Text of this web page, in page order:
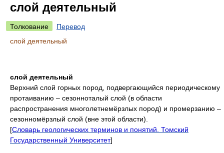
слой деятельный
Толкование
Перевод
слой деятельный
слой деятельный
Верхний слой горных пород, подвергающийся периодическому
протаиванию – сезонноталый слой (в области
распространения многолетнемёрзлых пород) и промерзанию –
сезонномёрзлый слой (вне этой области).
[Словарь геологических терминов и понятий. Томский
Государственный Университет]